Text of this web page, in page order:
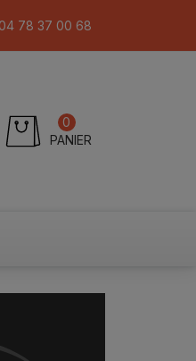
04 78 37 00 68
PANIER
0